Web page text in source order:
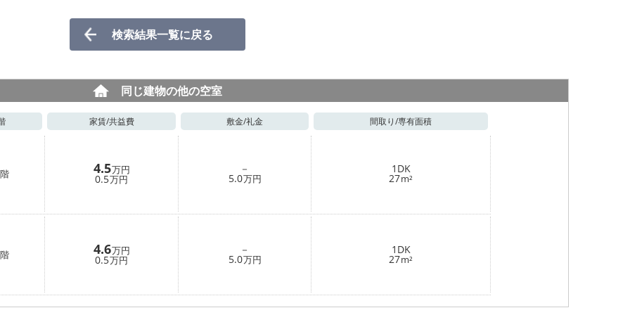
検索結果一覧に戻る
同じ建物の他の空室
家賃/共益費 敷金/礼金 間取り/専有面積
階 4.5万円
0.5万円
－
5.0万円
1DK
27m²
階 4.6万円
0.5万円
－
5.0万円
1DK
27m²